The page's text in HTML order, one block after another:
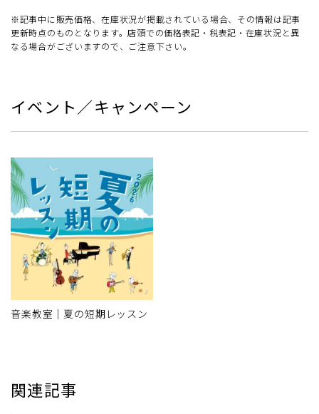
※記事中に販売価格、在庫状況が掲載されている場合、その情報は記事
更新時点のものとなります。店頭での価格表記・税表記・在庫状況と異
なる場合がございますので、ご注意下さい。
イベント／キャンペーン
音楽教室｜夏の短期レッスン
関連記事